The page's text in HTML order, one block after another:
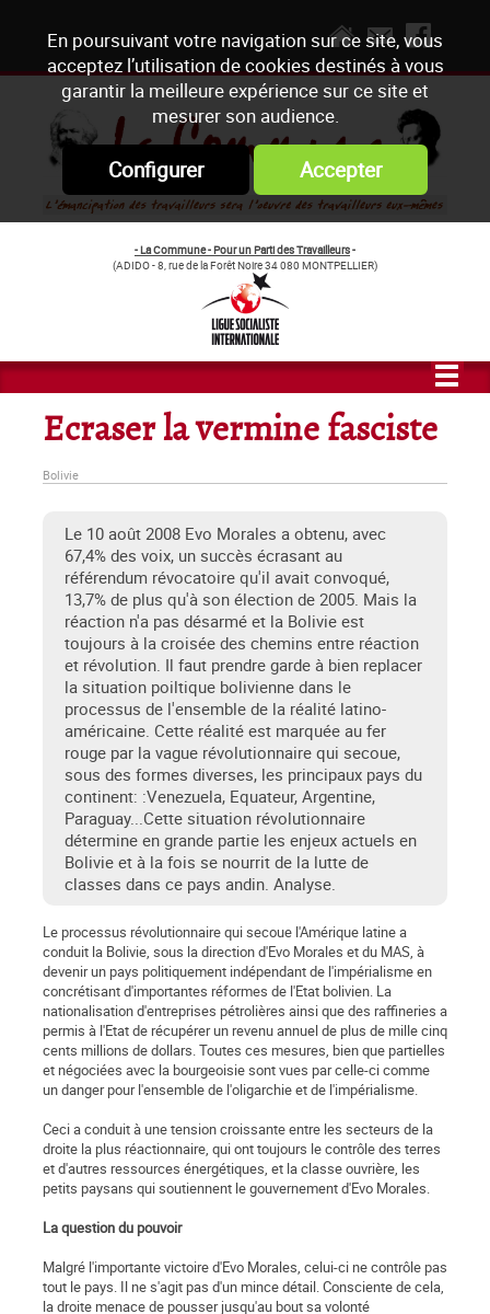
En poursuivant votre navigation sur ce site, vous
acceptez l’utilisation de cookies destinés à vous
garantir la meilleure expérience sur ce site et
mesurer son audience.
Configurer Accepter
- La Commune - Pour un Parti des Travailleurs-
(ADIDO - 8, rue de la Forêt Noire 34 080 MONTPELLIER)
Ecraser la vermine fasciste
Bolivie
Le 10 août 2008 Evo Morales a obtenu, avec
67,4% des voix, un succès écrasant au
référendum révocatoire qu'il avait convoqué,
13,7% de plus qu'à son élection de 2005. Mais la
réaction n'a pas désarmé et la Bolivie est
toujours à la croisée des chemins entre réaction
et révolution. Il faut prendre garde à bien replacer
la situation poiltique bolivienne dans le
processus de l'ensemble de la réalité latino-
américaine. Cette réalité est marquée au fer
rouge par la vague révolutionnaire qui secoue,
sous des formes diverses, les principaux pays du
continent: :Venezuela, Equateur, Argentine,
Paraguay...Cette situation révolutionnaire
détermine en grande partie les enjeux actuels en
Bolivie et à la fois se nourrit de la lutte de
classes dans ce pays andin. Analyse.
Le processus révolutionnaire qui secoue l'Amérique latine a
conduit la Bolivie, sous la direction d'Evo Morales et du MAS, à
devenir un pays politiquement indépendant de l'impérialisme en
concrétisant d'importantes réformes de l'Etat bolivien. La
nationalisation d'entreprises pétrolières ainsi que des raffineries a
permis à l'Etat de récupérer un revenu annuel de plus de mille cinq
cents millions de dollars. Toutes ces mesures, bien que partielles
et négociées avec la bourgeoisie sont vues par celle-ci comme
un danger pour l'ensemble de l'oligarchie et de l'impérialisme.
Ceci a conduit à une tension croissante entre les secteurs de la
droite la plus réactionnaire, qui ont toujours le contrôle des terres
et d'autres ressources énergétiques, et la classe ouvrière, les
petits paysans qui soutiennent le gouvernement d'Evo Morales.
La question du pouvoir
Malgré l'importante victoire d'Evo Morales, celui-ci ne contrôle pas
tout le pays. Il ne s'agit pas d'un mince détail. Consciente de cela,
la droite menace de pousser jusqu'au bout sa volonté